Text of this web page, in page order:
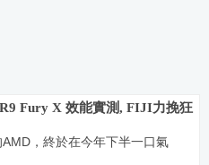
Fury X 效能實測, FIJI力挽狂
，終於在今年下半一口氣